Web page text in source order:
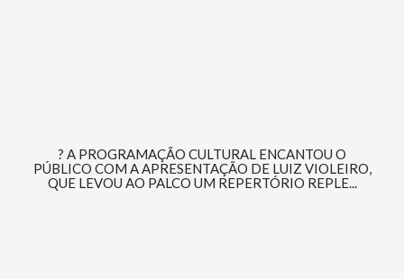
? A PROGRAMAÇÃO CULTURAL ENCANTOU O
PÚBLICO COM A APRESENTAÇÃO DE LUIZ VIOLEIRO,
QUE LEVOU AO PALCO UM REPERTÓRIO REPLE...